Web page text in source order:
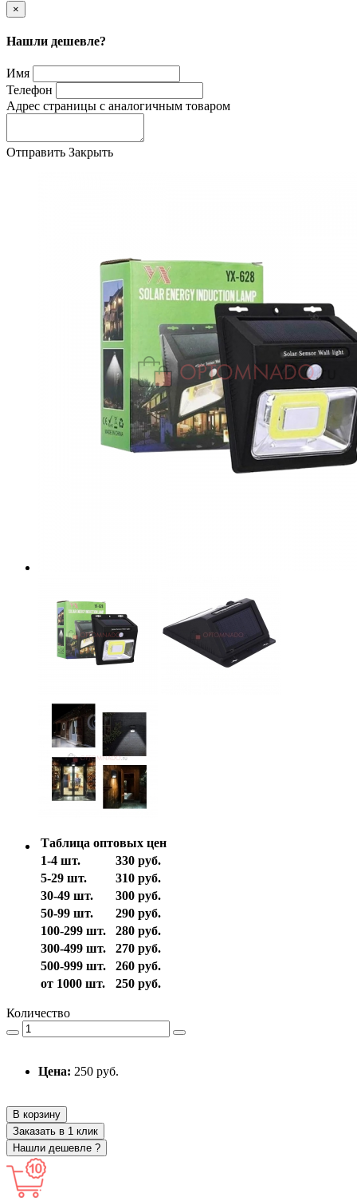
×
Нашли дешевле?
Имя
Телефон
Адрес страницы с аналогичным товаром
Отправить Закрыть
Таблица оптовых цен
1-4 шт.
330 руб.
5-29 шт.
310 руб.
30-49 шт.
300 руб.
50-99 шт.
290 руб.
100-299 шт.
280 руб.
300-499 шт.
270 руб.
500-999 шт.
260 руб.
от 1000 шт.
250 руб.
Количество
Цена: 250 руб.
В корзину
Заказать в 1 клик
Нашли дешевле ?